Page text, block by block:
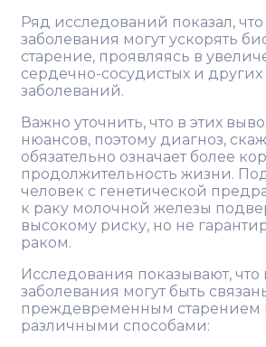
Ряд исследований показал,
заболевания могут ускорять
старение, проявляясь в
сердечно-сосудистых и других
заболеваний.
Важно уточнить, что в этих
нюансов, поэтому диагноз,
обязательно означает более
продолжительность жизни.
человек с генетической
к раку молочной железы
высокому риску, но не
раком.
Исследования показывают,
заболевания могут быть
преждевременным старением
различными способами: